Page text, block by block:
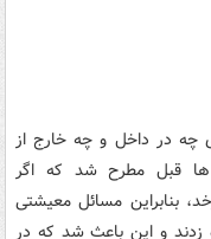
چه در داخل و چه خارج از
قبل مطرح شد که اگر
بنابراین مسائل معیشتی
و این باعث شد که در